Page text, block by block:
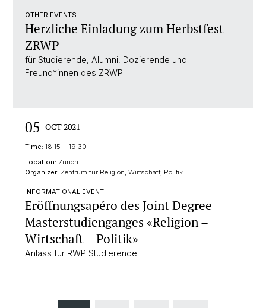
OTHER EVENTS
Herzliche Einladung zum Herbstfest
ZRWP
für Studierende, Alumni, Dozierende und
Freund*innen des ZRWP
05 OCT 2021
Time: 18:15 - 19:30
Location: Zürich
Organizer: Zentrum für Religion, Wirtschaft, Politik
INFORMATIONAL EVENT
Eröffnungsapéro des Joint Degree
Masterstudienganges «Religion –
Wirtschaft – Politik»
Anlass für RWP Studierende